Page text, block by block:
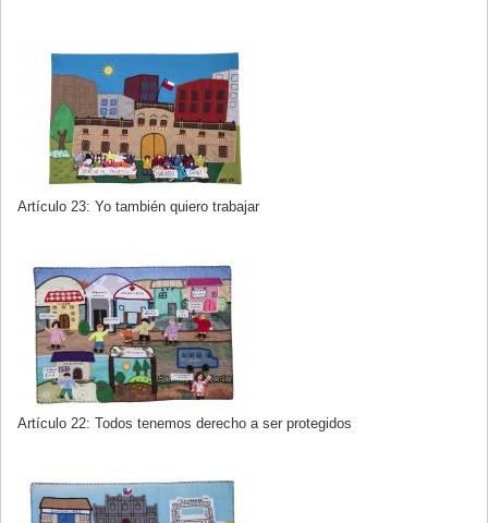
Artículo 23: Yo también quiero trabajar
Artículo 22: Todos tenemos derecho a ser protegidos